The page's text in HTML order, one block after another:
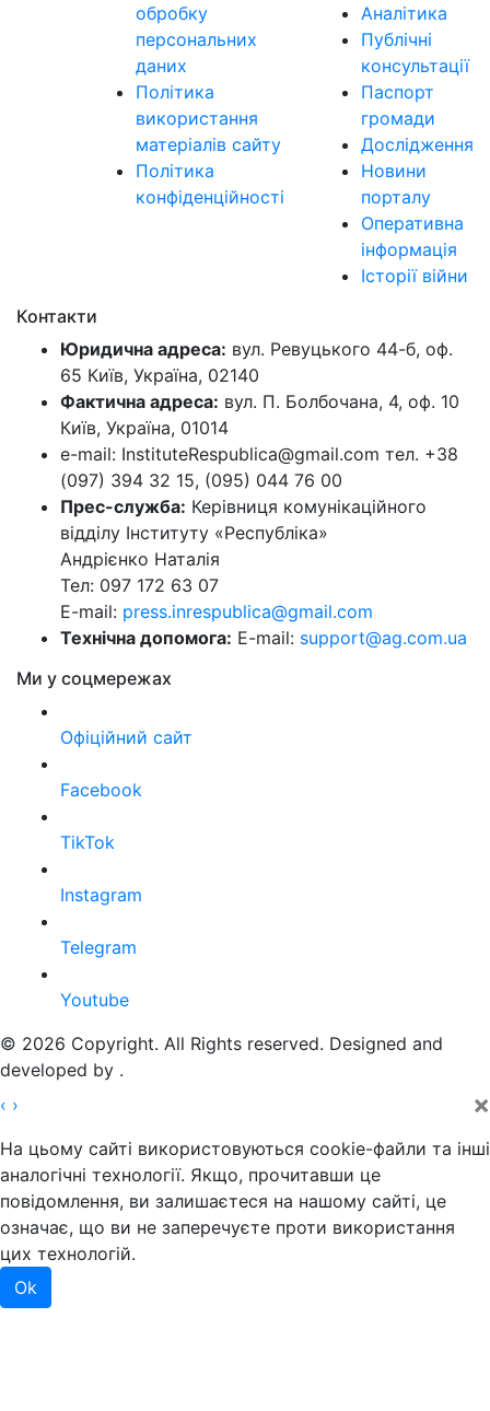
обробку
персональних
даних
Політика
використання
матеріалів сайту
Політика
конфіденційності
Аналітика
Публічні
консультації
Паспорт
громади
Дослідження
Новини
порталу
Оперативна
інформація
Історії війни
Контакти
Юридична адреса: вул. Ревуцького 44-б, оф.
65 Київ, Україна, 02140
Фактична адреса: вул. П. Болбочана, 4, оф. 10
Київ, Україна, 01014
e-mail: InstituteRespublica@gmail.com тел. +38
(097) 394 32 15, (095) 044 76 00
Прес-служба: Керівниця комунікаційного
відділу Інституту «Республіка»
Андрієнко Наталія
Тел: 097 172 63 07
E-mail: press.inrespublica@gmail.com
Технічна допомога: E-mail: support@ag.com.ua
Ми у соцмережах
Офіційний сайт
Facebook
TikTok
Instagram
Telegram
Youtube
© 2026 Copyright. All Rights reserved. Designed and
developed by .
‹ › ×
На цьому сайті використовуються cookie-файли та інші
аналогічні технології. Якщо, прочитавши це
повідомлення, ви залишаєтеся на нашому сайті, це
означає, що ви не заперечуєте проти використання
цих технологій.
Ok